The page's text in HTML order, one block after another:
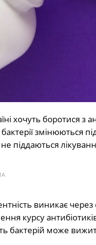
хочуть боротися з
змінюються
піддаються
виникає
курсу
бактерій може